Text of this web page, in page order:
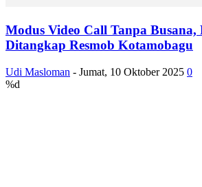
Modus Video Call Tanpa
Ditangkap Resmob Kotamobagu
Udi Masloman - Jumat, 10 Oktober 2025 0
%d